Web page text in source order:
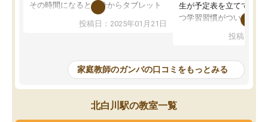
その時間になると自分からタブレット
を開いてzoomを繋げるようになりまし
た！5科目なんでもOKなのもとても気
めて1年ほどだった今では平均点以上の
科目が増えてきました！あと1年受験ま
であるので無料の週末教室を使用しな
がら頑張って欲しいと思います！
投稿日：2025年01月21日
生が予定表を立ててくれ
つ学習習慣がついてきま
指導が無い日も予定表
問できるのでとても助か
投稿日：
家庭教師のガンバの口コミをもっとみる
北白川駅の教室一覧